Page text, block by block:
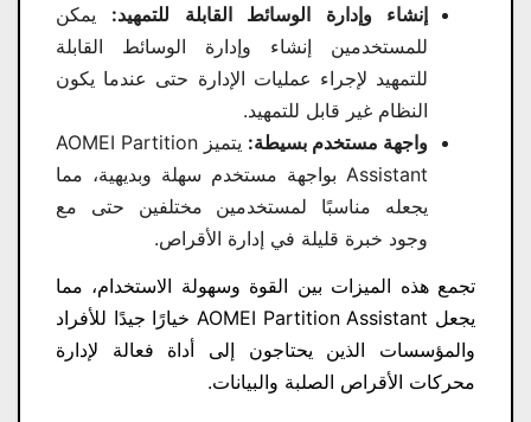
إنشاء وإدارة الوسائط القابلة للتمهيد: يمكن
للمستخدمين إنشاء وإدارة الوسائط القابلة
للتمهيد لإجراء عمليات الإدارة حتى عندما يكون
النظام غير قابل للتمهيد.
واجهة مستخدم بسيطة:
يتميز AOMEI Partition
Assistant بواجهة مستخدم سهلة وبديهية، مما
يجعله مناسبًا لمستخدمين مختلفين حتى مع
وجود خبرة قليلة في إدارة الأقراص.
تجمع هذه الميزات بين القوة وسهولة الاستخدام، مما
يجعل AOMEI Partition Assistant خيارًا جيدًا للأفراد
والمؤسسات الذين يحتاجون إلى أداة فعالة لإدارة
محركات الأقراص الصلبة والبيانات.